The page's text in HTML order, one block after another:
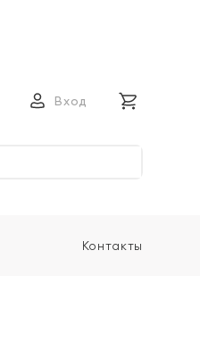
Вход
Контакты